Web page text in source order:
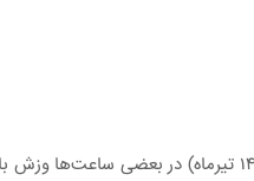
به گزارش ایسنا اداره کل هواشناسی استان تهران با صدور هشدار زردرنگ آورده است: